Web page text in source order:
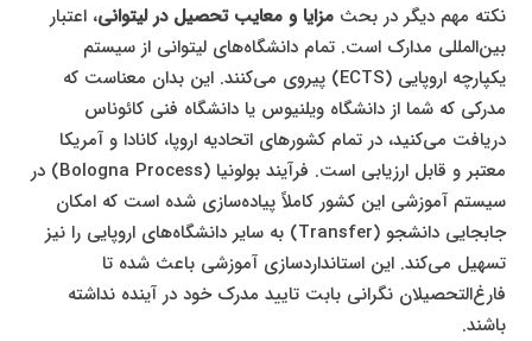
نکته مهم دیگر در بحثمزایا و معایب تحصیل در لیتوانی، اعتبار
بین‌المللی مدارک است. تمام دانشگاه‌های لیتوانی از سیستم
یکپارچه اروپایی (ECTS) پیروی می‌کنند. این بدان معناست که
مدرکی که شما از دانشگاه ویلنیوس یا دانشگاه فنی کائوناس
دریافت می‌کنید، در تمام کشورهای اتحادیه اروپا، کانادا و آمریکا
معتبر و قابل ارزیابی است. فرآیند بولونیا (Bologna Process) در
سیستم آموزشی این کشور کاملاً پیاده‌سازی شده است که امکان
جابجایی دانشجو (Transfer) به سایر دانشگاه‌های اروپایی را نیز
تسهیل می‌کند. این استانداردسازی آموزشی باعث شده تا
فارغ‌التحصیلان نگرانی بابت تایید مدرک خود در آینده نداشته
باشند.